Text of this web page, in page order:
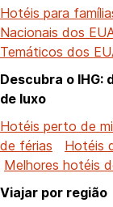
Hotéis para
Nacionais dos
Temáticos dos
Descubra o
de luxo
Hotéis perto de
de férias
Hotéis
Melhores hotéis
Viajar por região